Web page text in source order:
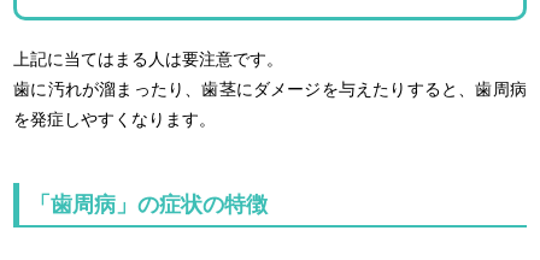
上記に当てはまる人は要注意です。
歯に汚れが溜まったり、歯茎にダメージを与えたりすると、歯周病
を発症しやすくなります。
「歯周病」の症状の特徴